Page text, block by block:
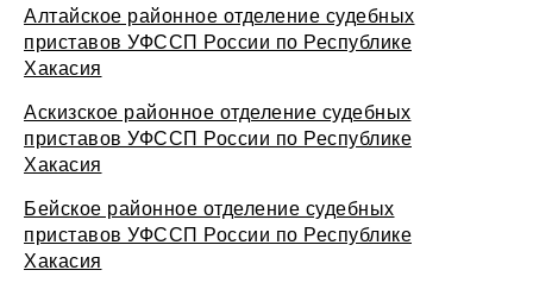
Алтайское районное отделение судебных
приставов УФССП России по Республике
Хакасия
Аскизское районное отделение судебных
приставов УФССП России по Республике
Хакасия
Бейское районное отделение судебных
приставов УФССП России по Республике
Хакасия